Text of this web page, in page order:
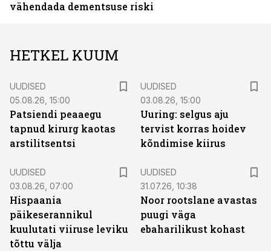
vähendada dementsuse riski
HETKEL KUUM
UUDISED
05.08.26, 15:00
Patsiendi peaaegu
tapnud kirurg kaotas
arstilitsentsi
UUDISED
03.08.26, 15:00
Uuring: selgus aju
tervist korras hoidev
kõndimise kiirus
UUDISED
03.08.26, 07:00
Hispaania
päikeserannikul
kuulutati viiruse leviku
tõttu välja
UUDISED
31.07.26, 10:38
Noor rootslane avastas
puugi väga
ebaharilikust kohast